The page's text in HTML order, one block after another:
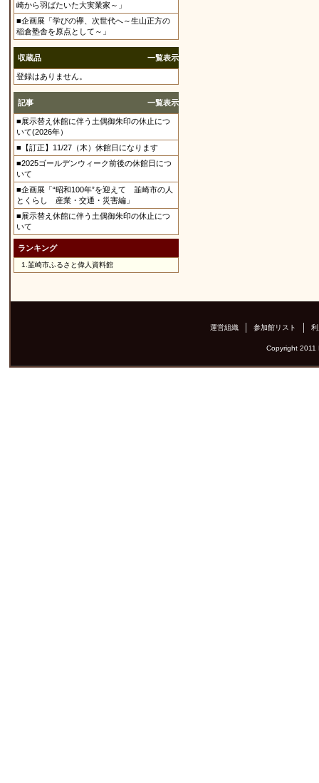
崎から羽ばたいた大実業家～」
■企画展「学びの襷、次世代へ～生山正方の
稲倉塾舎を原点として～」
収蔵品 一覧表示
登録はありません。
記事 一覧表示
■展示替え休館に伴う土偶御朱印の休止につ
いて(2026年）
■【訂正】11/27（木）休館日になります
■2025ゴールデンウィーク前後の休館日につ
いて
■企画展「“昭和100年”を迎えて 韮崎市の人
とくらし 産業・交通・災害編」
■展示替え休館に伴う土偶御朱印の休止につ
いて
ランキング
1. 韮崎市ふるさと偉人資料館
運営組織 参加館リスト
Copyright 2011